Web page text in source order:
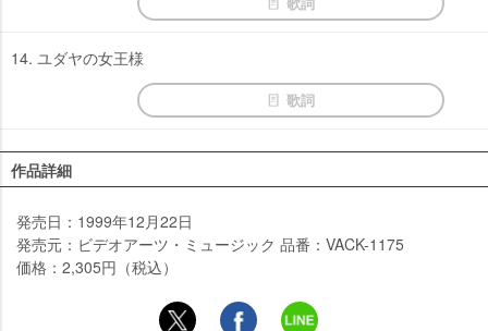
14. ユダヤの女王様
歌詞
作品詳細
発売日：1999年12月22日
発売元：ビデオアーツ・ミュージック 品番：VACK-1175
価格：2,305円（税込）